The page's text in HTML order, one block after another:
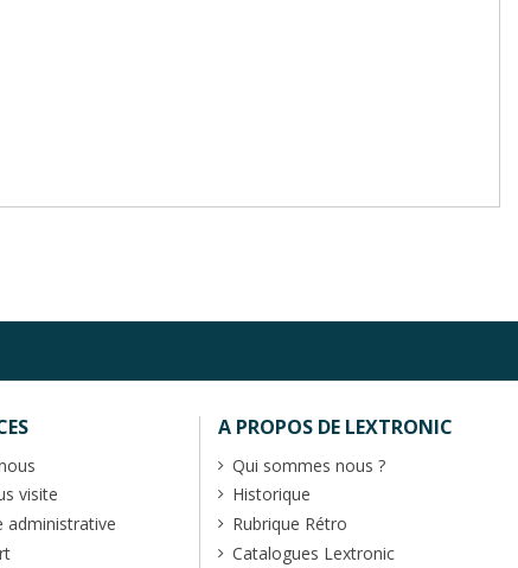
visite
administrative
A PROPOS DE LEXTRONIC
Qui sommes nous ?
Historique
Rubrique Rétro
Catalogues Lextronic